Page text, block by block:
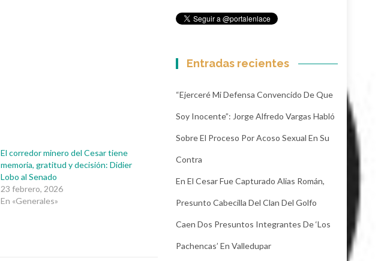
El corredor minero del Cesar tiene
memoria, gratitud y decisión: Didier
Lobo al Senado
23 febrero, 2026
En «Generales»
Entradas recientes
“Ejerceré Mi Defensa Convencido De Que
Soy Inocente”: Jorge Alfredo Vargas Habló
Sobre El Proceso Por Acoso Sexual En Su
Contra
En El Cesar Fue Capturado Alias Román,
Presunto Cabecilla Del Clan Del Golfo
Caen Dos Presuntos Integrantes De ‘Los
Pachencas’ En Valledupar